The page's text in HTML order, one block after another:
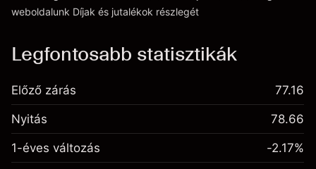
Díjak és jutalékokrészlegét
weboldalunk Díjak és jutalékok részlegét
Legfontosabb statisztikák
Előző zárás 77.16
Nyitás 78.66
1-éves változás -2.17%